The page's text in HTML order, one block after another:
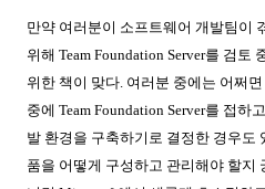
만약 여러분이 소프트웨어 개발팀이
위해 Team Foundation Server를 검토
위한 책이 맞다. 여러분 중에는 어쩌면
중에 Team Foundation Server를 접하고
발 환경을 구축하기로 결정한 경우도
품을 어떻게 구성하고 관리해야 할지